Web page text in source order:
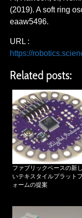
(2019). A soft ring
eaaw5496.
URL :
https://
Related posts:
ファブリックベースの新し
いテキスタイルプラットフ
ォームの提案